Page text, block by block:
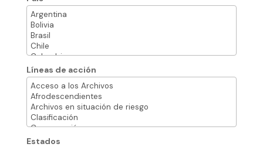
Líneas de acción
Estados